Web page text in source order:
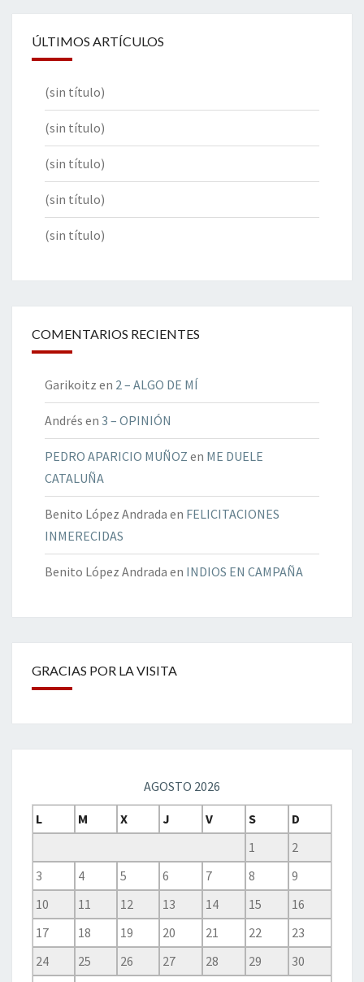
ÚLTIMOS ARTÍCULOS
(sin título)
(sin título)
(sin título)
(sin título)
(sin título)
COMENTARIOS RECIENTES
Garikoitz en 2 – ALGO DE MÍ
Andrés en 3 – OPINIÓN
PEDRO APARICIO MUÑOZ en ME DUELE
CATALUÑA
Benito López Andrada en FELICITACIONES
INMERECIDAS
Benito López Andrada en INDIOS EN CAMPAÑA
GRACIAS POR LA VISITA
AGOSTO 2026
L
M X J V S
D
1
2
3
4 5 6 7 8
9
10
11 12 13 14 15
16
17
18 19 20 21 22
23
24
25 26 27 28 29
30